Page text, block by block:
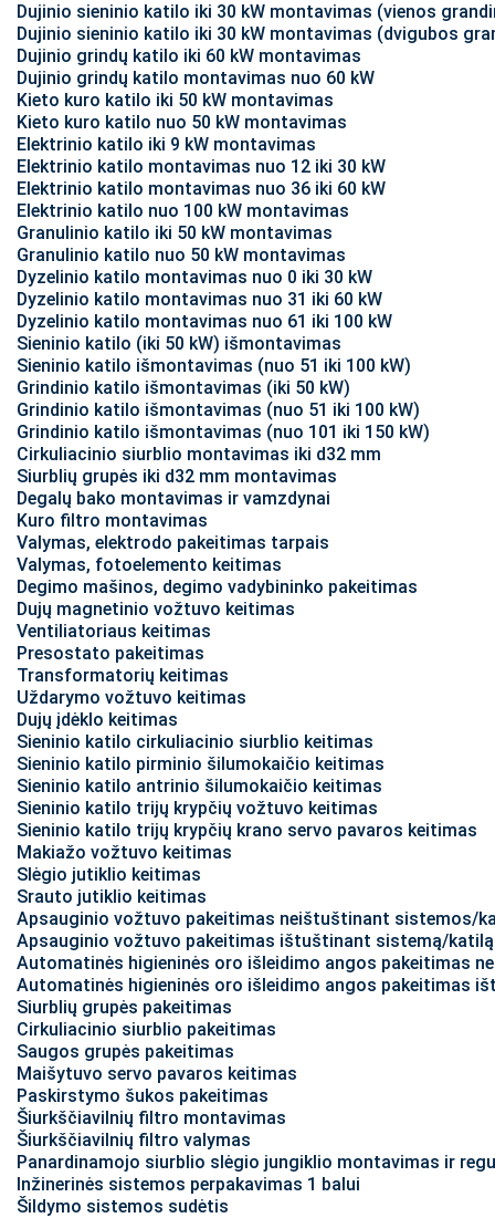
Dujinio sieninio katilo iki 30 kW montavimas (vienos
Dujinio sieninio katilo iki 30 kW montavimas (dvigubos
Dujinio grindų katilo iki 60 kW montavimas
Dujinio grindų katilo montavimas nuo 60 kW
Kieto kuro katilo iki 50 kW montavimas
Kieto kuro katilo nuo 50 kW montavimas
Elektrinio katilo iki 9 kW montavimas
Elektrinio katilo montavimas nuo 12 iki 30 kW
Elektrinio katilo montavimas nuo 36 iki 60 kW
Elektrinio katilo nuo 100 kW montavimas
Granulinio katilo iki 50 kW montavimas
Granulinio katilo nuo 50 kW montavimas
Dyzelinio katilo montavimas nuo 0 iki 30 kW
Dyzelinio katilo montavimas nuo 31 iki 60 kW
Dyzelinio katilo montavimas nuo 61 iki 100 kW
Sieninio katilo (iki 50 kW) išmontavimas
Sieninio katilo išmontavimas (nuo 51 iki 100 kW)
Grindinio katilo išmontavimas (iki 50 kW)
Grindinio katilo išmontavimas (nuo 51 iki 100 kW)
Grindinio katilo išmontavimas (nuo 101 iki 150 kW)
Cirkuliacinio siurblio montavimas iki d32 mm
Siurblių grupės iki d32 mm montavimas
Degalų bako montavimas ir vamzdynai
Kuro filtro montavimas
Valymas, elektrodo pakeitimas tarpais
Valymas, fotoelemento keitimas
Degimo mašinos, degimo vadybininko pakeitimas
Dujų magnetinio vožtuvo keitimas
Ventiliatoriaus keitimas
Presostato pakeitimas
Transformatorių keitimas
Uždarymo vožtuvo keitimas
Dujų įdėklo keitimas
Sieninio katilo cirkuliacinio siurblio keitimas
Sieninio katilo pirminio šilumokaičio keitimas
Sieninio katilo antrinio šilumokaičio keitimas
Sieninio katilo trijų krypčių vožtuvo keitimas
Sieninio katilo trijų krypčių krano servo pavaros keitimas
Makiažo vožtuvo keitimas
Slėgio jutiklio keitimas
Srauto jutiklio keitimas
Apsauginio vožtuvo pakeitimas neištuštinant sistemos/
Apsauginio vožtuvo pakeitimas ištuštinant sistemą/katilą
Automatinės higieninės oro išleidimo angos pakeitimas
Automatinės higieninės oro išleidimo angos pakeitimas
Siurblių grupės pakeitimas
Cirkuliacinio siurblio pakeitimas
Saugos grupės pakeitimas
Maišytuvo servo pavaros keitimas
Paskirstymo šukos pakeitimas
Šiurkščiavilnių filtro montavimas
Šiurkščiavilnių filtro valymas
Panardinamojo siurblio slėgio jungiklio montavimas ir
Inžinerinės sistemos perpakavimas 1 balui
Šildymo sistemos sudėtis